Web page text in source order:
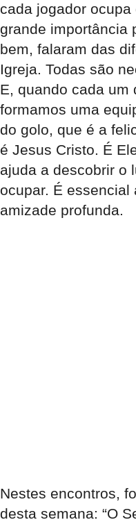
cada jogador
grande importância
bem, falaram das
Igreja. Todas são
E, quando cada um
formamos uma
do golo, que é a
é Jesus Cristo. É
ajuda a descobrir o
ocupar. É essencial
amizade profunda.
Nestes encontros,
desta semana: “O